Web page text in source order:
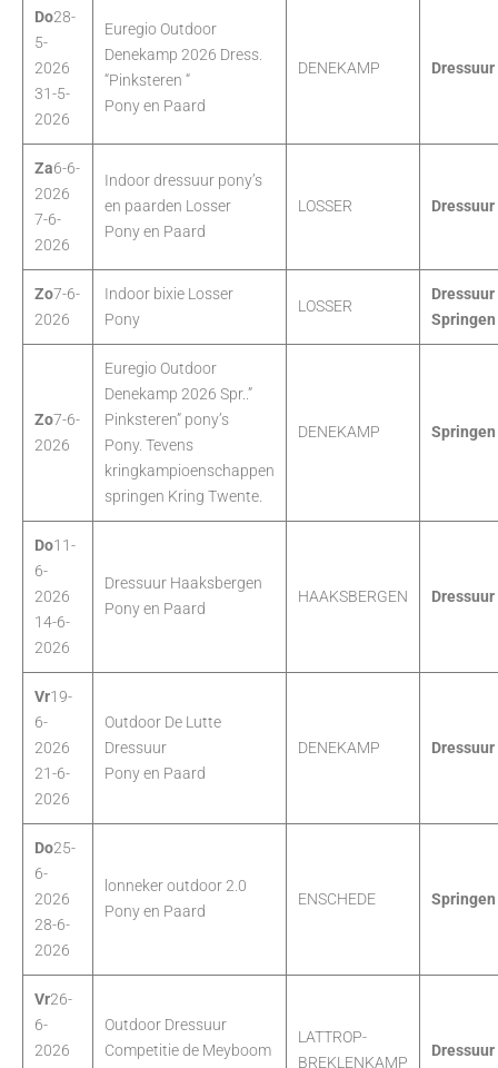
Do28-
5-
2026
31-5-
2026
Euregio Outdoor
Denekamp 2026 Dress.
“Pinksteren “
Pony en Paard
DENEKAMP Dressuur
Za6-6-
2026
7-6-
2026
Indoor dressuur pony’s
en paarden Losser
Pony en Paard
LOSSER Dressuur
Zo7-6-
2026
Indoor bixie Losser
Pony
LOSSER
Dressuur
Springen
Zo7-6-
2026
Euregio Outdoor
Denekamp 2026 Spr..”
Pinksteren” pony’s
Pony. Tevens
kringkampioenschappen
springen Kring Twente.
DENEKAMP Springen
Do11-
6-
2026
14-6-
2026
Dressuur Haaksbergen
Pony en Paard
HAAKSBERGEN Dressuur
Vr19-
6-
2026
21-6-
2026
Outdoor De Lutte
Dressuur
Pony en Paard
DENEKAMP Dressuur
Do25-
6-
2026
28-6-
2026
lonneker outdoor 2.0
Pony en Paard
ENSCHEDE Springen
Vr26-
6-
2026
Outdoor Dressuur
Competitie de Meyboom
LATTROP-
BREKLENKAMP
Dressuur